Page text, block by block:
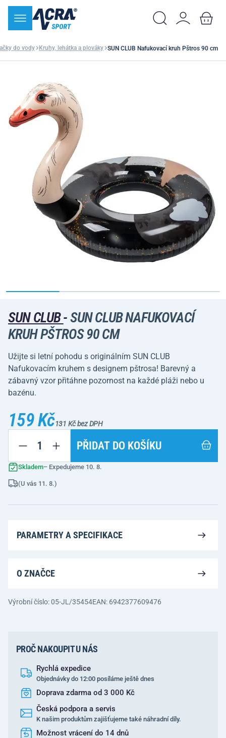
do vody Kruhy, lehátka a plováky SUN CLUB Nafukovací kruh Pštros 90 cm
SUN CLUB-SUN CLUB NAFUKOVACÍ
KRUH PŠTROS 90 CM
Užijte si letní pohodu s originálním SUN CLUB
Nafukovacím kruhem s designem pštrosa! Barevný a
zábavný vzor přitáhne pozornost na každé pláži nebo u
bazénu.
159 Kč131 Kč bez DPH
PŘIDAT DO KOŠÍKU
Skladem– Expedujeme 10. 8.
(U vás 11. 8.)
PARAMETRY A SPECIFIKACE
O ZNAČCE
Výrobní číslo: 05-JL/35454EAN: 6942377609476
PROČ NAKOUPIT U NÁS
Rychlá expedice
Objednávky do 12:00 posíláme ještě dnes
Doprava zdarma od 3 000 Kč
Česká podpora a servis
K našim produktům zajišťujeme také náhradní díly.
Možnost vrácení do 14 dnů